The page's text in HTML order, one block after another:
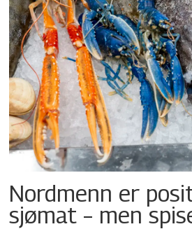
Nordmenn er
sjømat – men